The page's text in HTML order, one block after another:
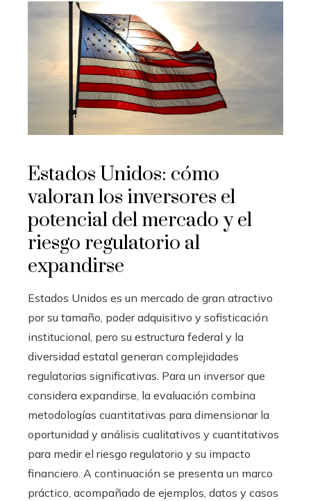
Estados Unidos: cómo
valoran los inversores el
potencial del mercado y el
riesgo regulatorio al
expandirse
Estados Unidos es un mercado de gran atractivo
por su tamaño, poder adquisitivo y sofisticación
institucional, pero su estructura federal y la
diversidad estatal generan complejidades
regulatorias significativas. Para un inversor que
considera expandirse, la evaluación combina
metodologías cuantitativas para dimensionar la
oportunidad y análisis cualitativos y cuantitativos
para medir el riesgo regulatorio y su impacto
financiero. A continuación se presenta un marco
práctico, acompañado de ejemplos, datos y casos